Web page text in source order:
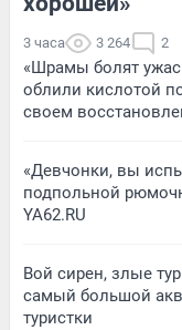
3 часа 3 264 2
«Шрамы болят
облили кислотой
своем
«Девчонки, вы
подпольной
YA62.RU
Вой сирен, злые
самый большой
туристки